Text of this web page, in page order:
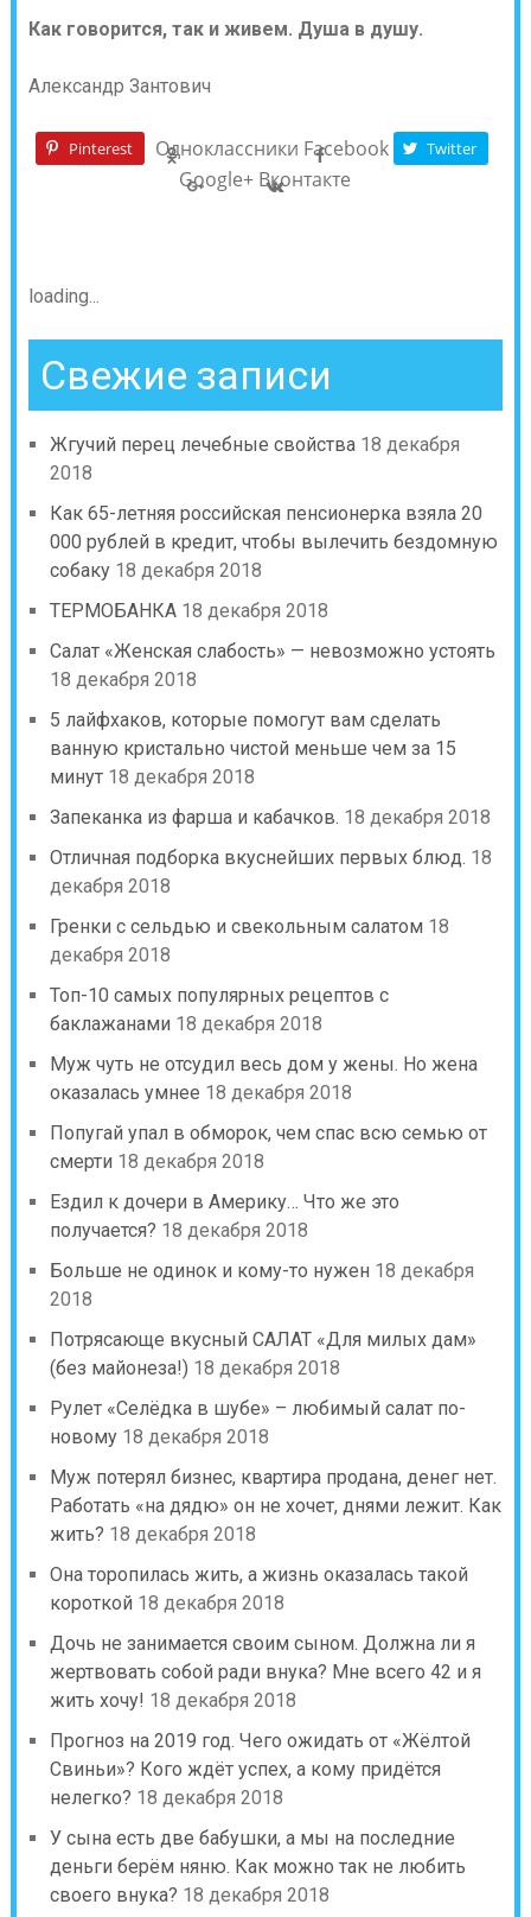
Как говорится, так и живем. Душа в душу.
Александр Зантович
Pinterest Одноклассники Facebook Twitter
Google+ Вконтакте
loading...
Свежие записи
Жгучий перец лечебные свойства 18 декабря
2018
Как 65-летняя российская пенсионерка взяла 20
000 рублей в кредит, чтобы вылечить бездомную
собаку 18 декабря 2018
ТЕРМОБАНКА 18 декабря 2018
Салат «Женская слабость» — невозможно устоять
18 декабря 2018
5 лайфхаков, которые помогут вам сделать
ванную кристально чистой меньше чем за 15
минут 18 декабря 2018
Запеканка из фарша и кабачков. 18 декабря 2018
Отличная подборка вкуснейших первых блюд. 18
декабря 2018
Гренки с сельдью и свекольным салатом 18
декабря 2018
Топ-10 самых популярных рецептов с
баклажанами 18 декабря 2018
Муж чуть не отсудил весь дом у жены. Но жена
оказалась умнее 18 декабря 2018
Попугай упал в обморок, чем спас всю семью от
смерти 18 декабря 2018
Ездил к дочери в Америку… Что же это
получается? 18 декабря 2018
Больше не одинок и кому-то нужен 18 декабря
2018
Потрясающе вкусный САЛАТ «Для милых дам»
(без майонеза!) 18 декабря 2018
Рулет «Селёдка в шубе» – любимый салат по-
новому 18 декабря 2018
Муж потерял бизнес, квартира продана, денег нет.
Работать «на дядю» он не хочет, днями лежит. Как
жить? 18 декабря 2018
Она торопилась жить, а жизнь оказалась такой
короткой 18 декабря 2018
Дочь не занимается своим сыном. Должна ли я
жертвовать собой ради внука? Мне всего 42 и я
жить хочу! 18 декабря 2018
Прогноз на 2019 год. Чего ожидать от «Жёлтой
Свиньи»? Кого ждёт успех, а кому придётся
нелегко? 18 декабря 2018
У сына есть две бабушки, а мы на последние
деньги берём няню. Как можно так не любить
своего внука? 18 декабря 2018